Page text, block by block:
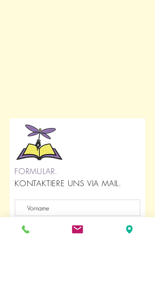
FORMULAR.
KONTAKTIERE UNS VIA MAIL.